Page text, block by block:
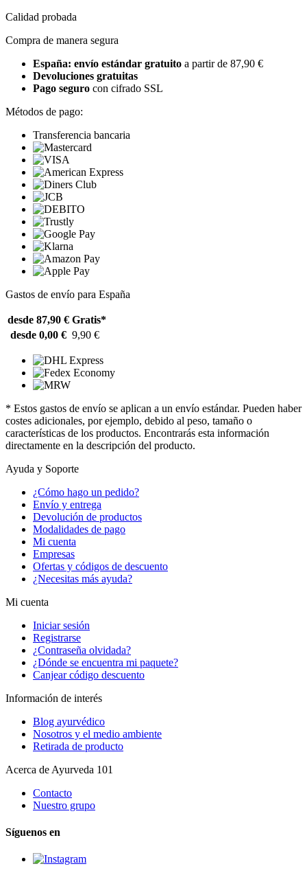
Calidad probada
Compra de manera segura
España: envío estándar gratuito a partir de 87,90 €
Devoluciones gratuitas
Pago seguro con cifrado SSL
Métodos de pago:
Transferencia bancaria
Gastos de envío para España
desde 87,90 € Gratis*
desde 0,00 € 9,90 €
* Estos gastos de envío se aplican a un envío estándar. Pueden haber
costes adicionales, por ejemplo, debido al peso, tamaño o
características de los productos. Encontrarás esta información
directamente en la descripción del producto.
Ayuda y Soporte
¿Cómo hago un pedido?
Envío y entrega
Devolución de productos
Modalidades de pago
Mi cuenta
Empresas
Ofertas y códigos de descuento
¿Necesitas más ayuda?
Mi cuenta
Iniciar sesión
Registrarse
¿Contraseña olvidada?
¿Dónde se encuentra mi paquete?
Canjear código descuento
Información de interés
Blog ayurvédico
Nosotros y el medio ambiente
Retirada de producto
Acerca de Ayurveda 101
Contacto
Nuestro grupo
Síguenos en